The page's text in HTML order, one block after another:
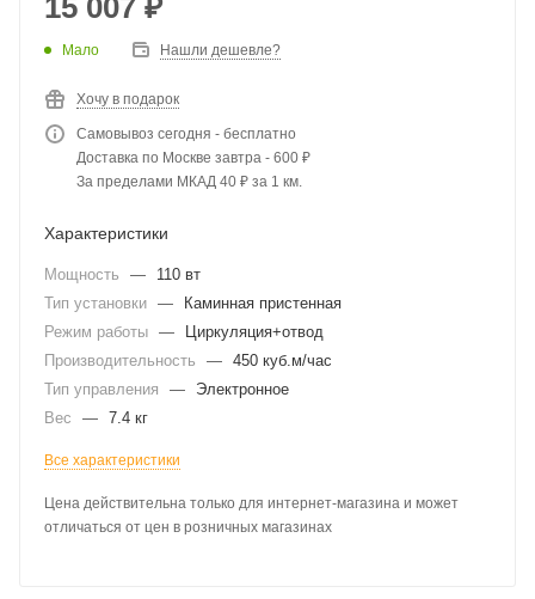
15 007 ₽
Мало Нашли дешевле?
Хочу в подарок
Самовывоз сегодня - бесплатно
Доставка по Москве завтра - 600 ₽
За пределами МКАД 40 ₽ за 1 км.
Характеристики
Мощность —
110 вт
Тип установки —
Каминная пристенная
Режим работы —
Циркуляция+отвод
Производительность
— 450 куб.м/час
Тип управления
—
Электронное
Вес
— 7.4 кг
Все характеристики
Цена действительна только для интернет-магазина и может
отличаться от цен в розничных магазинах